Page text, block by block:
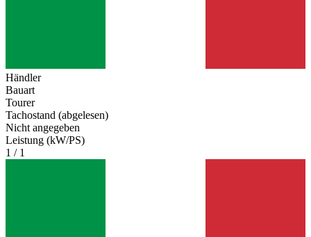
Händler
Bauart
Tourer
Tachostand (abgelesen)
Nicht angegeben
Leistung (kW/PS)
1 / 1